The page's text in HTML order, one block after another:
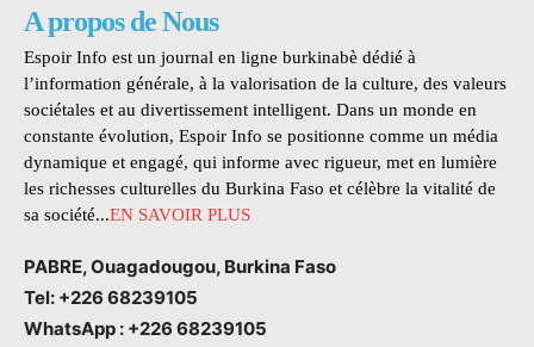
A propos de Nous
Espoir Info est un journal en ligne burkinabè dédié à
l’information générale, à la valorisation de la culture, des valeurs
sociétales et au divertissement intelligent. Dans un monde en
constante évolution, Espoir Info se positionne comme un média
dynamique et engagé, qui informe avec rigueur, met en lumière
les richesses culturelles du Burkina Faso et célèbre la vitalité de
sa société...EN SAVOIR PLUS
PABRE, Ouagadougou, Burkina Faso
Tel: +226 68239105
WhatsApp : +226 68239105